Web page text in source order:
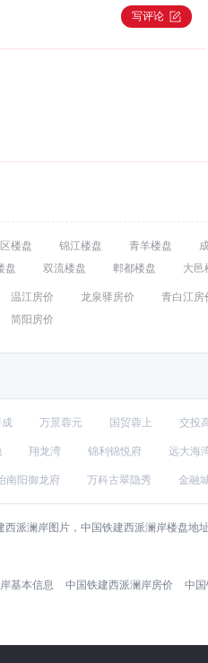
写评论
楼盘 锦江楼盘 青羊楼盘
盘 双流楼盘 郫都楼盘 大邑
温江房价 龙泉驿房价 青白江房
简阳房价
万景蓉元 国贸蓉上 交投
翔龙湾 锦利锦悦府 远大海
南阳御龙府 万科古翠隐秀 金融
派澜岸图片，中国铁建西派澜岸楼盘
基本信息 中国铁建西派澜岸房价 中国